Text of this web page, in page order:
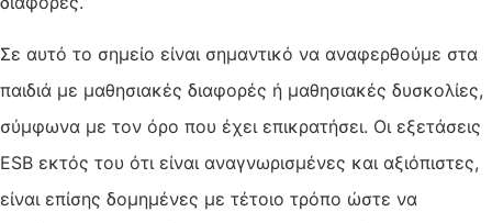
Σε αυτό το σημείο είναι σημαντικό να αναφερθούμε στα
παιδιά με μαθησιακές διαφορές ή μαθησιακές δυσκολίες,
σύμφωνα με τον όρο που έχει επικρατήσει. Οι εξετάσεις
ESB εκτός του ότι είναι αναγνωρισμένες και αξιόπιστες,
είναι επίσης δομημένες με τέτοιο τρόπο ώστε να